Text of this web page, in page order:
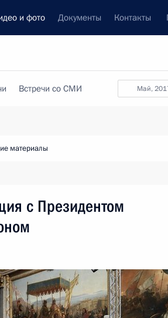
и фото Документы Контакты
май,
Встречи со СМИ
материалы
с Президентом